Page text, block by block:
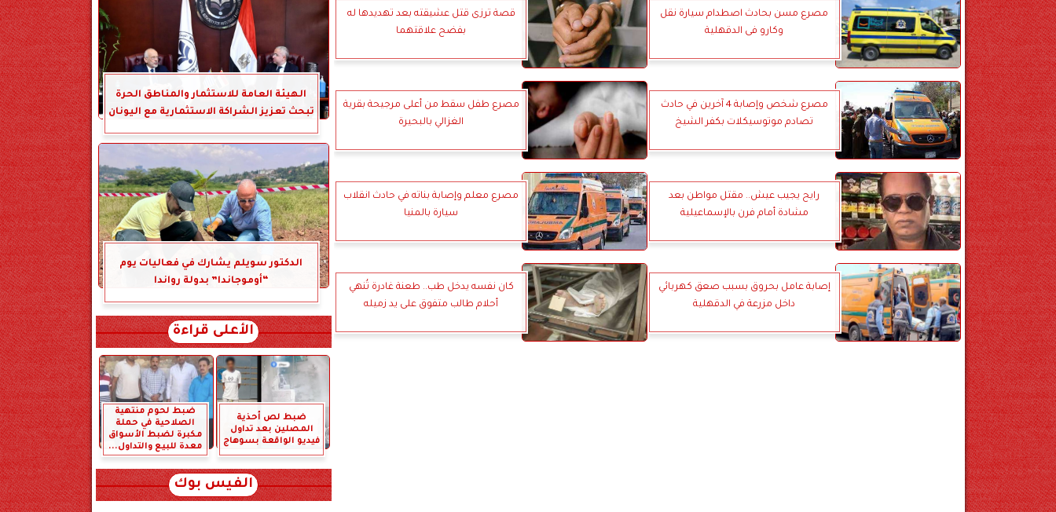
مصرع مسن بحادث اصطدام سيارة نقل
وكارو فى الدقهلية
قصة ترزى قتل عشيقته بعد تهديدها له
بفضح علاقتهما
مصرع شخص وإصابة 4 آخرين في حادث
تصادم موتوسيكلات بكفر الشيخ
مصرع طفل سقط من أعلى مرجيحة بقرية
الغزالي بالبحيرة
رايح يجيب عيش.. مقتل مواطن بعد
مشادة أمام فرن بالإسماعيلية
مصرع معلم وإصابة بناته في حادث انقلاب
سيارة بالمنيا
إصابة عامل بحروق بسبب صعق كهربائي
داخل مزرعة في الدقهلية
كان نفسه يدخل طب.. طعنة غادرة تُنهي
أحلام طالب متفوق على يد زميله
الهيئة العامة للاستثمار والمناطق الحرة
تبحث تعزيز الشراكة الاستثمارية مع اليونان
الدكتور سويلم يشارك في فعاليات يوم
“أوموجاندا” بدولة رواندا
الأعلى قراءة
ضبط لص أحذية
المصلين بعد تداول
فيديو الواقعة بسوهاج
ضبط لحوم منتهية
الصلاحية في حملة
مكبرة لضبط الأسواق
معدة للبيع والتداول...
الفيس بوك